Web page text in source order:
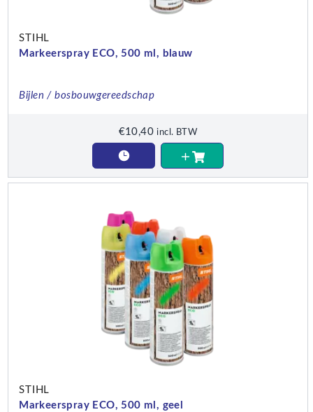
STIHL
Markeerspray ECO, 500 ml, blauw
Bijlen / bosbouwgereedschap
€10,40 incl. BTW
STIHL
Markeerspray ECO, 500 ml, geel